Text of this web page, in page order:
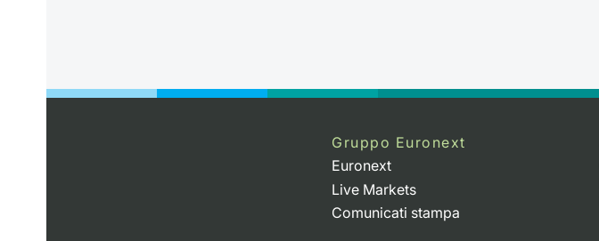
Gruppo Euronext
Euronext
Live Markets
Comunicati stampa